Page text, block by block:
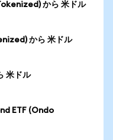
から 米ドル
から 米ドル
米ドル
ETF (Ondo